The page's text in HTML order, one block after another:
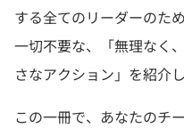
する全てのリーダーのた
一切不要な、「無理なく
さなアクション」を紹介
この一冊で、あなたのチ